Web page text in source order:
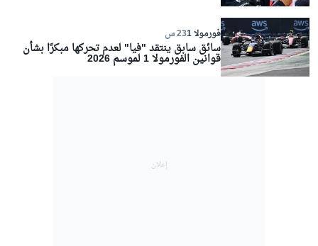
فورمولا 1 23 س
سائق سابق ينتقد "فيا" لعدم تحركها مبكرًا بشأن
قوانين الفورمولا 1 لموسم 2026